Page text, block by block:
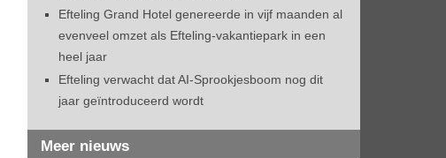
Efteling Grand Hotel genereerde in vijf maanden al
evenveel omzet als Efteling-vakantiepark in een
heel jaar
Efteling verwacht dat AI-Sprookjesboom nog dit
jaar geïntroduceerd wordt
Meer nieuws